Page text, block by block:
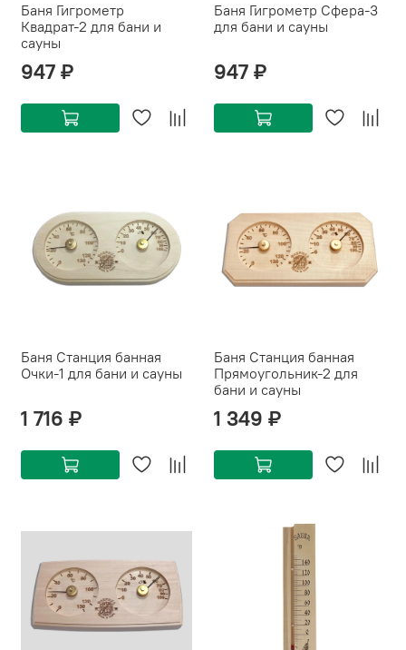
Баня Гигрометр
Квадрат-2 для бани и
сауны
947 ₽
Баня Гигрометр Сфера-3
для бани и сауны
947 ₽
Баня Станция банная
Очки-1 для бани и сауны
1 716 ₽
Баня Станция банная
Прямоугольник-2 для
бани и сауны
1 349 ₽